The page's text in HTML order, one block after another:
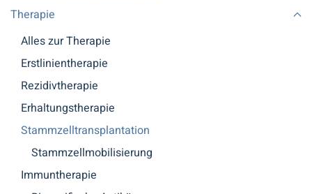
Therapie
Alles zur Therapie
Erstlinientherapie
Rezidivtherapie
Erhaltungstherapie
Stammzelltransplantation
Stammzellmobilisierung
Immuntherapie